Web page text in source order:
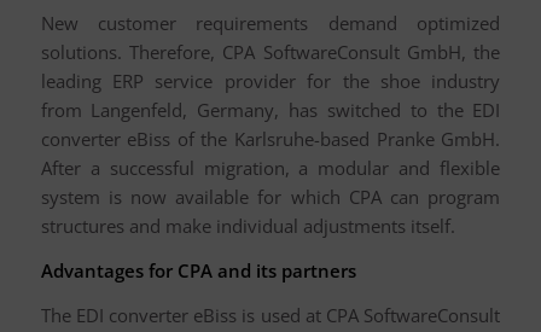
New customer requirements demand optimized
solutions. Therefore, CPA SoftwareConsult GmbH, the
leading ERP service provider for the shoe industry
from Langenfeld, Germany, has switched to the EDI
converter eBiss of the Karlsruhe-based Pranke GmbH.
After a successful migration, a modular and flexible
system is now available for which CPA can program
structures and make individual adjustments itself.
Advantages for CPA and its partners
The EDI converter eBiss is used at CPA SoftwareConsult